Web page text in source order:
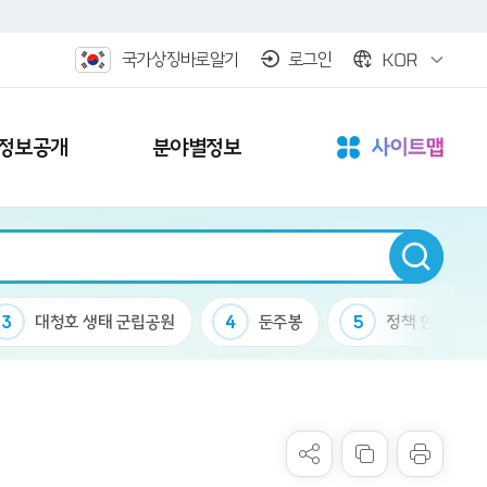
국가상징바로알기 로그인 KOR
보공개 분야별정보
3 대청호 생태 군립공원 4 둔주봉 5 정책 한마당 결